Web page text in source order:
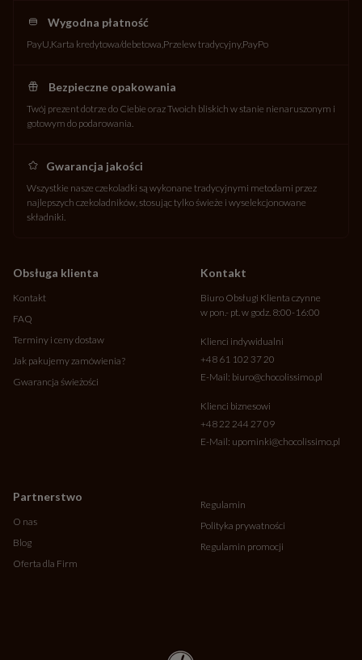
Wygodna płatność
PayU Karta kredytowa/debetowa Przelew tradycyjny PayPo
Bezpieczne opakowania
Twój prezent dotrze do Ciebie oraz Twoich bliskich w stanie nienaruszonym i
gotowym do podarowania.
Gwarancja jakości
Wszystkie nasze czekoladki są wykonane tradycyjnymi metodami przez
najlepszych czekoladników, stosując tylko świeże i wyselekcjonowane
składniki.
Obsługa klienta
Kontakt
FAQ
Terminy i ceny dostaw
Jak pakujemy zamówienia?
Gwarancja świeżości
Partnerstwo
O nas
Blog
Oferta dla Firm
Kontakt
Biuro Obsługi Klienta czynne
w pon.- pt. w godz. 8:00-16:00
Klienci indywidualni
+48 61 102 37 20
E-Mail: biuro@chocolissimo.pl
Klienci biznesowi
+48 22 244 27 09
E-Mail: upominki@chocolissimo.pl
Regulamin
Polityka prywatności
Regulamin promocji